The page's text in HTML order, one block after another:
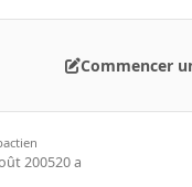
Commencer
200520 a